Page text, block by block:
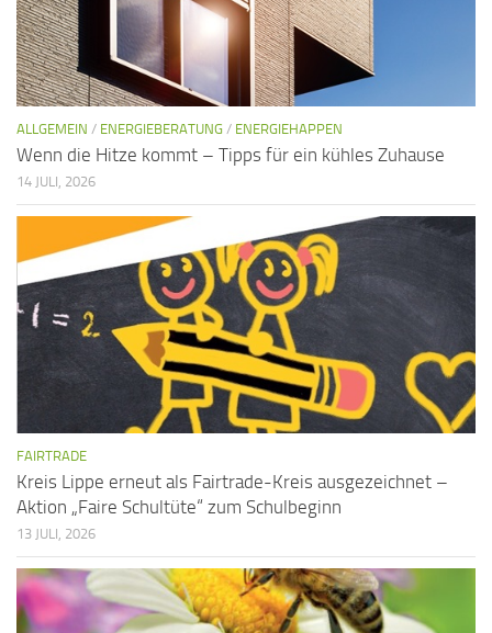
ALLGEMEIN / ENERGIEBERATUNG / ENERGIEHAPPEN
Wenn die Hitze kommt – Tipps für ein kühles Zuhause
14 JULI, 2026
FAIRTRADE
Kreis Lippe erneut als Fairtrade-Kreis ausgezeichnet –
Aktion „Faire Schultüte“ zum Schulbeginn
13 JULI, 2026